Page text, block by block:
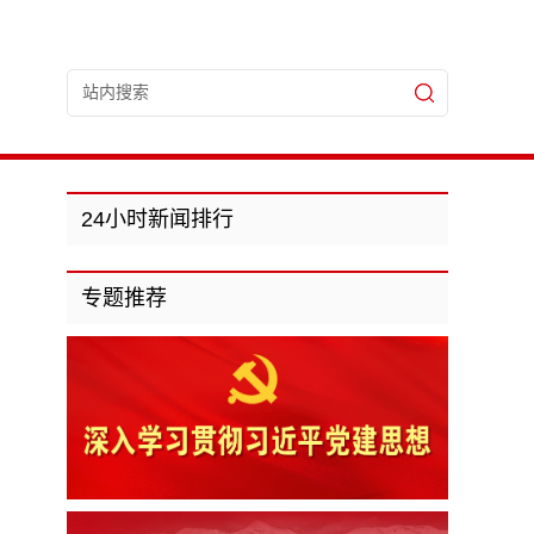
24小时新闻排行
专题推荐